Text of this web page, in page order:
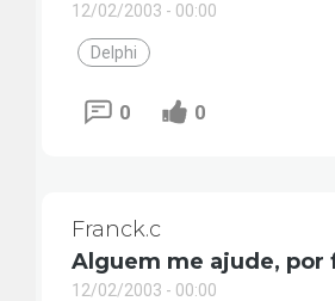
12/02/2003 - 00:00
Delphi
0 0
Franck.c
Alguem me ajude, por
12/02/2003 - 00:00